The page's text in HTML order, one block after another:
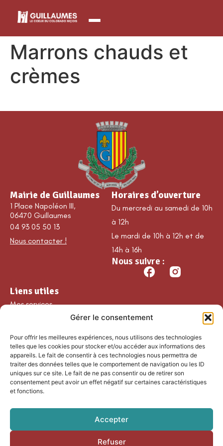
Gérer le consentement
Pour offrir les meilleures expériences, nous utilisons des technologies
telles que les cookies pour stocker et/ou accéder aux informations des
appareils. Le fait de consentir à ces technologies nous permettra de
traiter des données telles que le comportement de navigation ou les ID
uniques sur ce site. Le fait de ne pas consentir ou de retirer son
consentement peut avoir un effet négatif sur certaines caractéristiques
et fonctions.
Accepter
Refuser
principal
Marrons chauds et
crèmes
Mairie de Guillaumes
1 Place Napoléon III,
06470 Guillaumes
04 93 05 50 13
Nous contacter !
Horaires d’ouverture
Du mercredi au samedi de 10h
à 12h
Le mardi de 10h à 12h et de
14h à 16h
Nous suivre :
Liens utiles
Mes services
Nos loisirs
Agenda
Les temps forts
Partenaires et